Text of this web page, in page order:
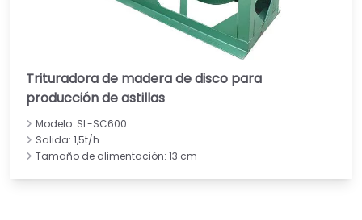
Trituradora de madera de disco para
producción de astillas
Modelo: SL-SC600
Salida: 1,5t/h
Tamaño de alimentación: 13 cm